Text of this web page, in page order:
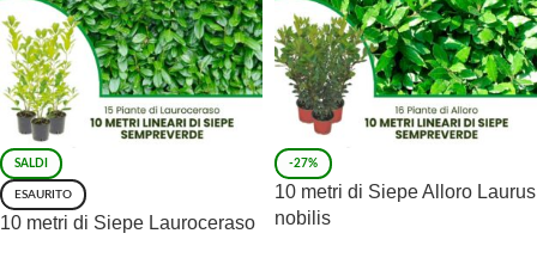
SALDI
ESAURITO
10 metri di Siepe Lauroceraso
-27%
10 metri di Siepe Alloro Laurus
nobilis